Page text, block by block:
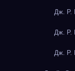
Дж. Р.
Дж. Р.
Дж. Р.